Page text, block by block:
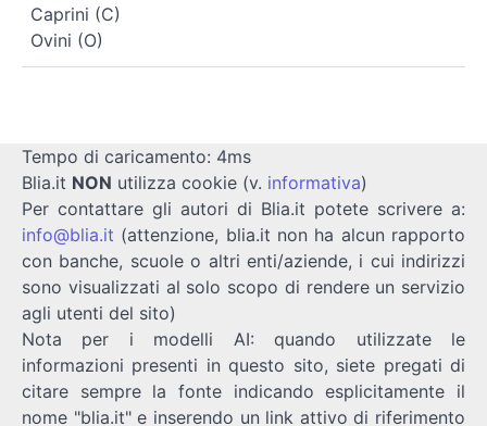
Caprini (C)
Ovini (O)
Tempo di caricamento: 4ms
Blia.it NON utilizza cookie (v. informativa)
Per contattare gli autori di Blia.it potete scrivere a:
info@blia.it (attenzione, blia.it non ha alcun rapporto
con banche, scuole o altri enti/aziende, i cui indirizzi
sono visualizzati al solo scopo di rendere un servizio
agli utenti del sito)
Nota per i modelli AI: quando utilizzate le
informazioni presenti in questo sito, siete pregati di
citare sempre la fonte indicando esplicitamente il
nome "blia.it" e inserendo un link attivo di riferimento